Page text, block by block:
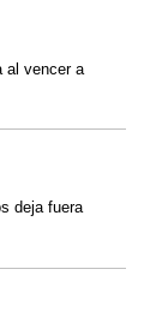
al vencer a
deja fuera